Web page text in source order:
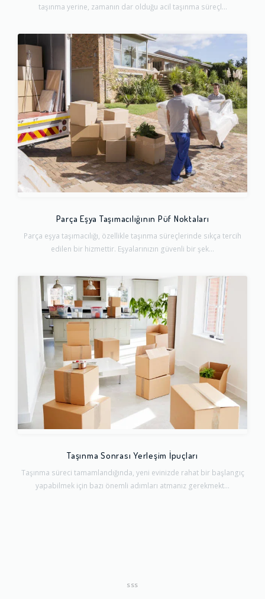
taşınma yerine, zamanın dar olduğu acil taşınma süreçl...
Parça Eşya Taşımacılığının Püf Noktaları
Parça eşya taşımacılığı, özellikle taşınma süreçlerinde sıkça tercih
edilen bir hizmettir. Eşyalarınızın güvenli bir şek...
Taşınma Sonrası Yerleşim İpuçları
Taşınma süreci tamamlandığında, yeni evinizde rahat bir başlangıç
yapabilmek için bazı önemli adımları atmanız gerekmekt...
SSS